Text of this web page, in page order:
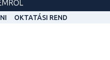
OKTATÁSI REND